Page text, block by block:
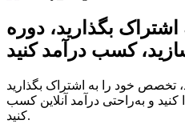
بگذارید، دوره
کسب درآمد کنید
کنید و به‌راحتی درآمد آنلاین کسب
کنید.